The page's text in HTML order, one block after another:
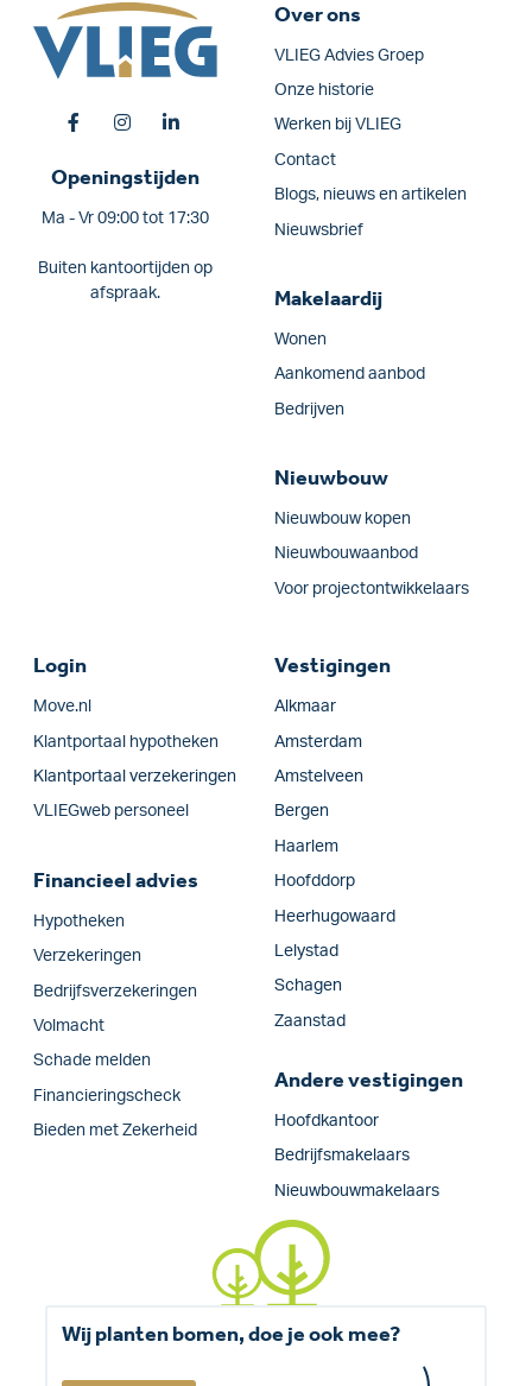
Openingstijden
Ma - Vr 09:00 tot 17:30
Buiten kantoortijden op
afspraak.
Over ons
VLIEG Advies Groep
Onze historie
Werken bij VLIEG
Contact
Blogs, nieuws en artikelen
Nieuwsbrief
Makelaardij
Wonen
Aankomend aanbod
Bedrijven
Nieuwbouw
Nieuwbouw kopen
Nieuwbouwaanbod
Voor projectontwikkelaars
Login
Move.nl
Klantportaal hypotheken
Klantportaal verzekeringen
VLIEGweb personeel
Financieel advies
Hypotheken
Verzekeringen
Bedrijfs­verzekeringen
Volmacht
Schade melden
Financieringscheck
Bieden met Zekerheid
Vestigingen
Alkmaar
Amsterdam
Amstelveen
Bergen
Haarlem
Hoofddorp
Heerhugowaard
Lelystad
Schagen
Zaanstad
Andere vestigingen
Hoofdkantoor
Bedrijfsmakelaars
Nieuwbouwmakelaars
Wij planten bomen, doe je ook mee?